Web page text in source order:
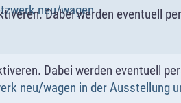
Dabei werden eventuell
Dabei werden eventuell
neu/wagen
neu/wagen in der Ausstellung